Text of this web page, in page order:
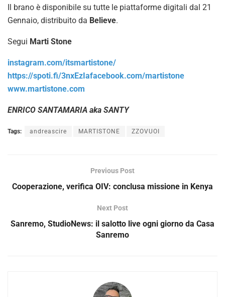
Il brano è disponibile su tutte le piattaforme digitali dal 21
Gennaio, distribuito da Believe.
Segui Marti Stone
instagram.com/itsmartistone/
https://spoti.fi/3nxEzIafacebook.com/martistone
www.martistone.com
ENRICO SANTAMARIA aka SANTY
Tags: andreascire MARTISTONE ZZOVUOI
Previous Post
Cooperazione, verifica OIV: conclusa missione in Kenya
Next Post
Sanremo, StudioNews: il salotto live ogni giorno da Casa
Sanremo